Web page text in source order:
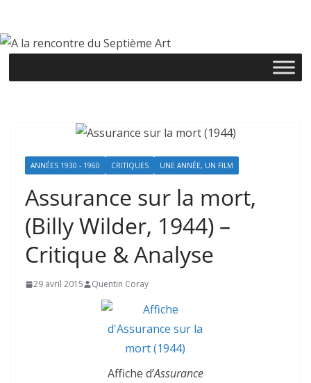
contenu
ANNÉES 1930 - 1960 CRITIQUES UNE ANNÉE, UN FILM
Assurance sur la mort,
(Billy Wilder, 1944) –
Critique & Analyse
29 avril 2015 Quentin Coray
Affiche d’Assurance